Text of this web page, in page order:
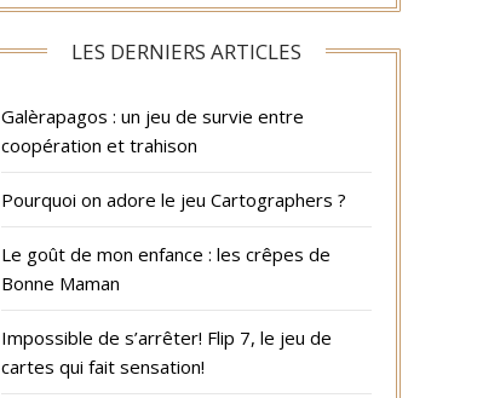
LES DERNIERS ARTICLES
Galèrapagos : un jeu de survie entre
coopération et trahison
Pourquoi on adore le jeu Cartographers ?
Le goût de mon enfance : les crêpes de
Bonne Maman
Impossible de s’arrêter! Flip 7, le jeu de
cartes qui fait sensation!